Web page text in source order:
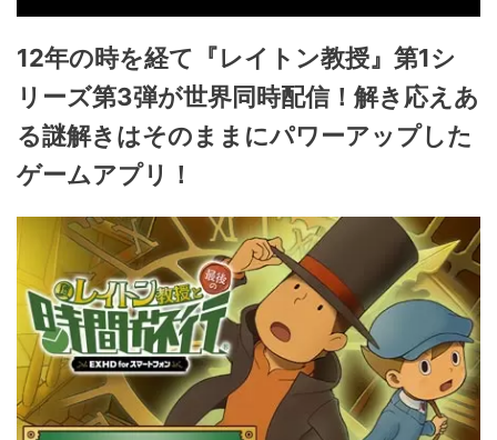
12年の時を経て『レイトン教授』第1シ
リーズ第3弾が世界同時配信！解き応えあ
る謎解きはそのままにパワーアップした
ゲームアプリ！